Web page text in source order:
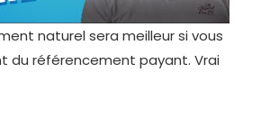
naturel sera meilleur si vous
du référencement payant. Vrai